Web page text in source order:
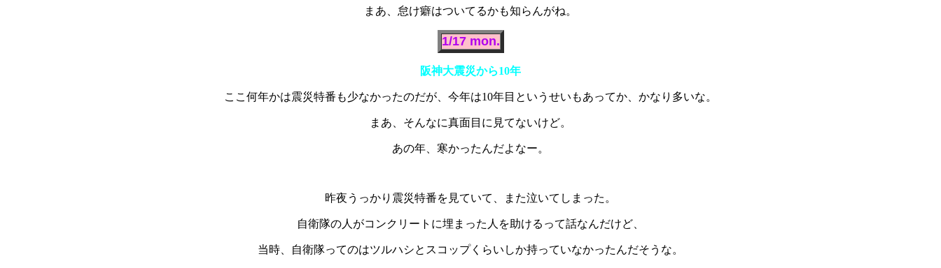
まあ、怠け癖はついてるかも知らんがね。
1/17 mon.
阪神大震災から10年
ここ何年かは震災特番も少なかったのだが、今年は10年目というせいもあってか、かなり多いな。
まあ、そんなに真面目に見てないけど。
あの年、寒かったんだよなー。
昨夜うっかり震災特番を見ていて、また泣いてしまった。
自衛隊の人がコンクリートに埋まった人を助けるって話なんだけど、
当時、自衛隊ってのはツルハシとスコップくらいしか持っていなかったんだそうな。